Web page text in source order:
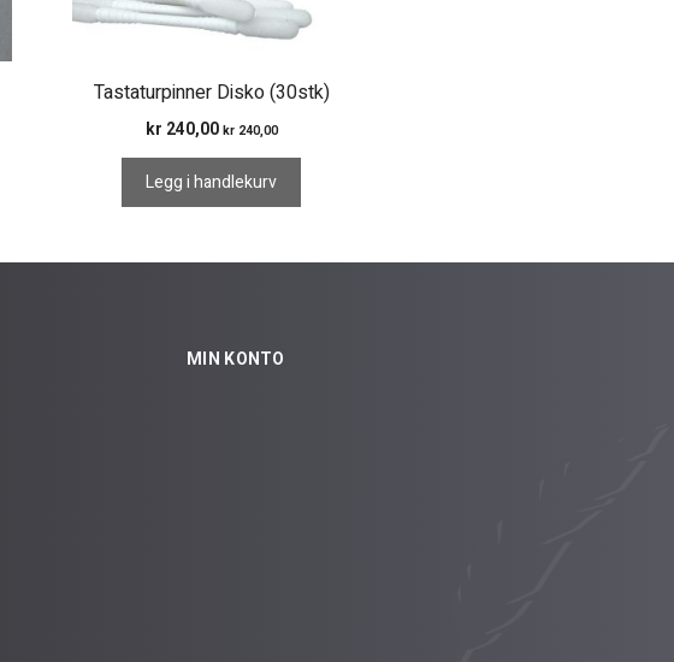
Tastaturpinner Disko (30stk)
kr 240,00 kr240,00
Legg i handlekurv
MIN KONTO